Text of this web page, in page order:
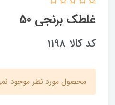
غلطک برنجی 50
کد کالا 1198
محصول مورد نظر موجود